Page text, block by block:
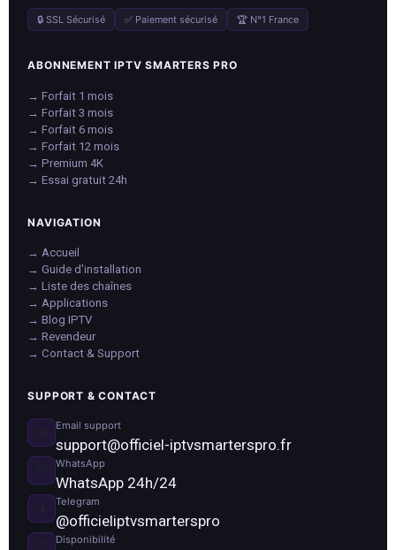
🔒 SSL Sécurisé ✅ Paiement sécurisé 🏆 N°1 France
ABONNEMENT IPTV SMARTERS PRO
→ Forfait 1 mois
→ Forfait 3 mois
→ Forfait 6 mois
→ Forfait 12 mois
→ Premium 4K
→ Essai gratuit 24h
NAVIGATION
→ Accueil
→ Guide d'installation
→ Liste des chaînes
→ Applications
→ Blog IPTV
→ Revendeur
→ Contact & Support
SUPPORT & CONTACT
Email support
support@officiel-iptvsmarterspro.fr
WhatsApp
WhatsApp 24h/24
Telegram
@officieliptvsmarterspro
Disponibilité